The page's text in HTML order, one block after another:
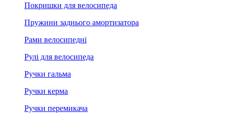
Покришки для велосипеда
Пружини заднього амортизатора
Рами велосипедні
Рулі для велосипеда
Ручки гальма
Ручки керма
Ручки перемикача